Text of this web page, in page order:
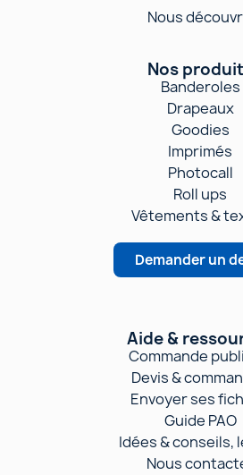
Nous
Nos
Banderoles
Drapeaux
Goodies
Imprimés
Photocall
Roll ups
Vêtements &
Demander un
Aide &
Commande
Devis &
Envoyer ses
Guide PAO
Idées & conseils,
Nous